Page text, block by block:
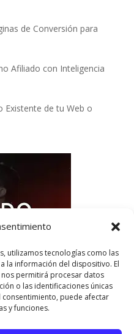
utilizamos tecnologías como las
la información del dispositivo. El
permitirá procesar datos
o las identificaciones únicas
puede afectar
y funciones.
de Conversión para
Afiliado con Inteligencia
Existente de tu Web o